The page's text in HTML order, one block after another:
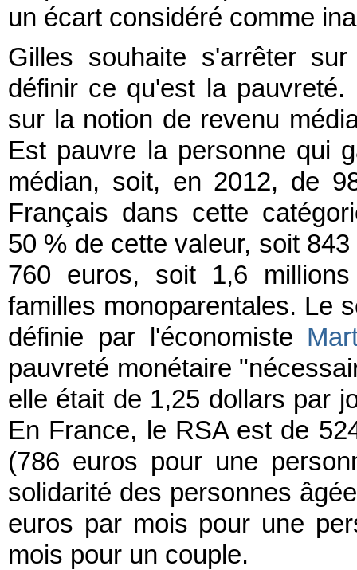
un écart considéré comme
Gilles souhaite s'arrêter
définir ce qu'est la
sur la notion de revenu
Est pauvre la personne qui
médian, soit, en 2012, de
Français dans cette
50 % de cette valeur, soit
760 euros, soit 1,6
familles monoparentales. Le
définie par l'économiste
pauvreté monétaire
elle était de 1,25 dollars par
En France, le RSA est de
(786 euros pour une
solidarité des personnes
euros par mois pour une
mois pour un couple.